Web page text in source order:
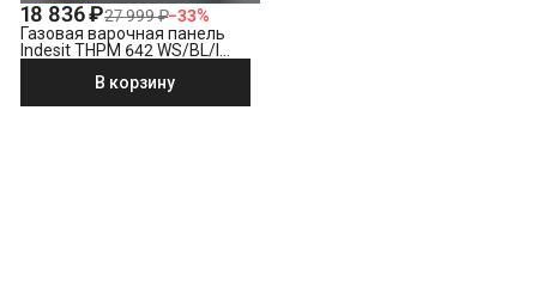
18 836 ₽27 999 ₽−33%
Газовая варочная панель
Indesit THPM 642 WS/BL/I
В корзину